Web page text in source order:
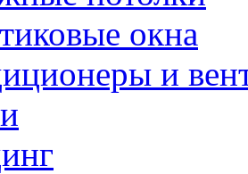
окна
и